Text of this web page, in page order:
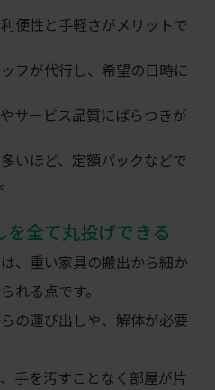
便性と手軽さがメリットで
フが代行し、希望の日時に
サービス品質にばらつきが
いほど、定額パックなどで
全て丸投げできる
、重い家具の搬出から細か
れる点です。
の運び出しや、解体が必要
手を汚すことなく部屋が片